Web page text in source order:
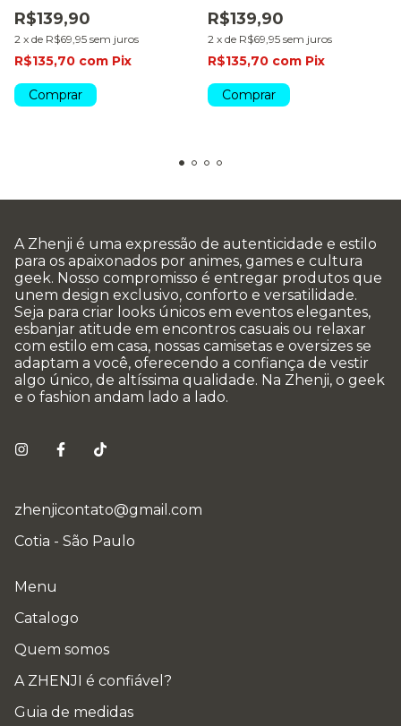
R$139,90
2 x de R$69,95 sem juros
R$135,70 com Pix
Comprar
R$139,90
2 x de R$69,95 sem juros
R$135,70 com Pix
Comprar
A Zhenji é uma expressão de autenticidade e estilo
para os apaixonados por animes, games e cultura
geek. Nosso compromisso é entregar produtos que
unem design exclusivo, conforto e versatilidade.
Seja para criar looks únicos em eventos elegantes,
esbanjar atitude em encontros casuais ou relaxar
com estilo em casa, nossas camisetas e oversizes se
adaptam a você, oferecendo a confiança de vestir
algo único, de altíssima qualidade. Na Zhenji, o geek
e o fashion andam lado a lado.
zhenjicontato@gmail.com
Cotia - São Paulo
Menu
Catalogo
Quem somos
A ZHENJI é confiável?
Guia de medidas